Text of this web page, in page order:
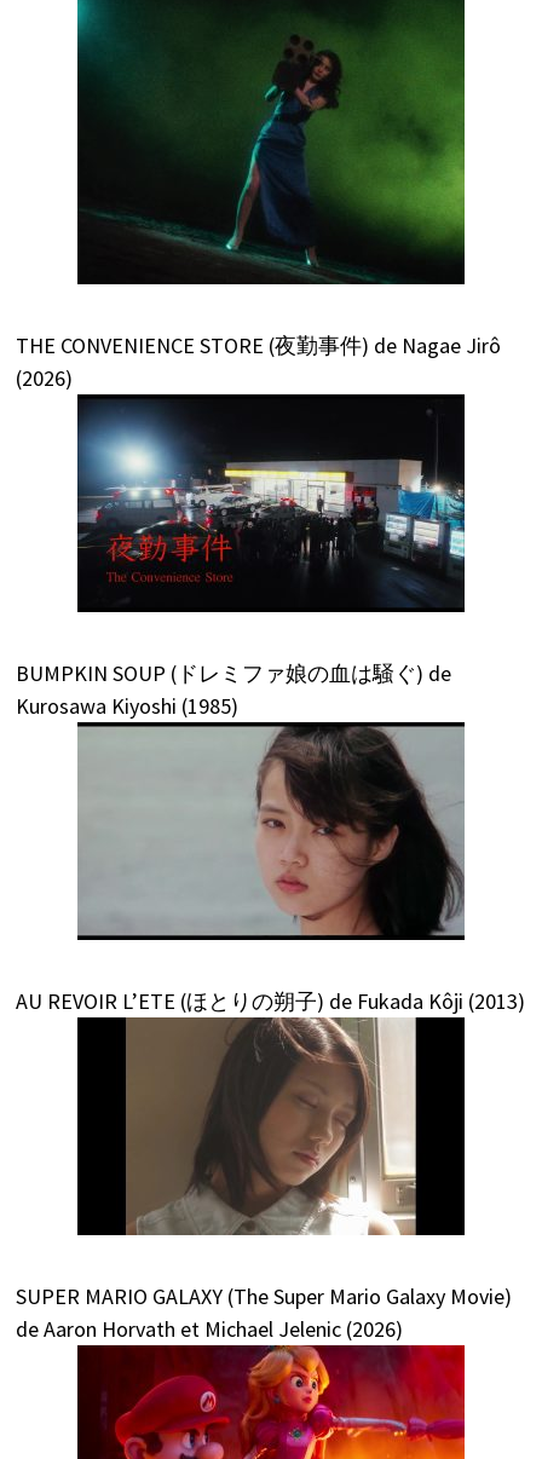
THE CONVENIENCE STORE (夜勤事件) de Nagae Jirô
(2026)
BUMPKIN SOUP (ドレミファ娘の血は騒ぐ) de
Kurosawa Kiyoshi (1985)
AU REVOIR L’ETE (ほとりの朔子) de Fukada Kôji (2013)
SUPER MARIO GALAXY (The Super Mario Galaxy Movie)
de Aaron Horvath et Michael Jelenic (2026)